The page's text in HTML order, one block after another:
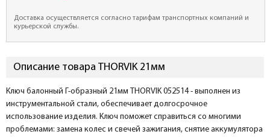
Доставка осуществляется согласно тарифам транспортных компаний и
курьерской службы.
Описание товара THORVIK 21мм
Ключ балонный Г-образный 21мм THORVIK 052514 - выполнен из
инструментальной стали, обеспечивает долгосрочное
использование изделия. Ключ поможет справиться со многими
проблемами: замена колес и свечей зажигания, снятие аккумулятора